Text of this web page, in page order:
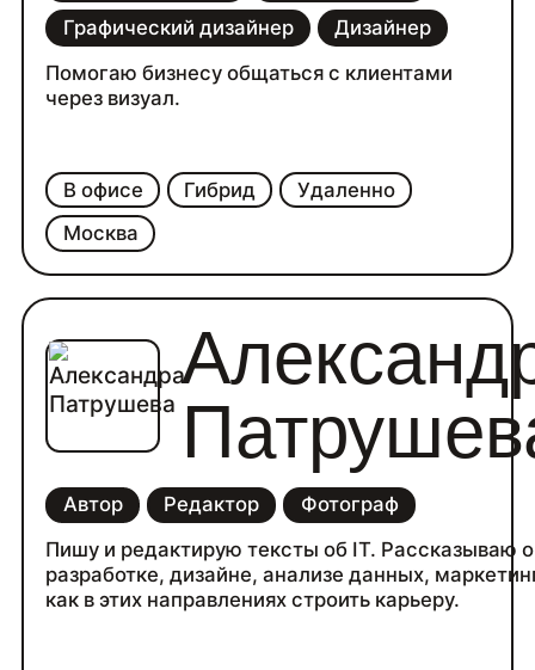
В офисе Гибрид
Удаленно
Москва
Графический дизайнер
Дизайнер
Помогаю бизнесу общаться с клиентами
через визуал.
Автор Редактор
Фотограф
Пишу и редактирую тексты об IT. Рассказываю о
разработке, дизайне, анализе данных,
как в этих направлениях строить карьеру.